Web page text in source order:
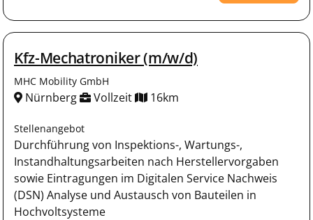
Kfz-Mechatroniker (m/w/d)
MHC Mobility GmbH
Nürnberg Vollzeit 16km
Stellenangebot
Durchführung von Inspektions-, Wartungs-,
Instandhaltungsarbeiten nach Herstellervorgaben
sowie Eintragungen im Digitalen Service Nachweis
(DSN) Analyse und Austausch von Bauteilen in
Hochvoltsysteme